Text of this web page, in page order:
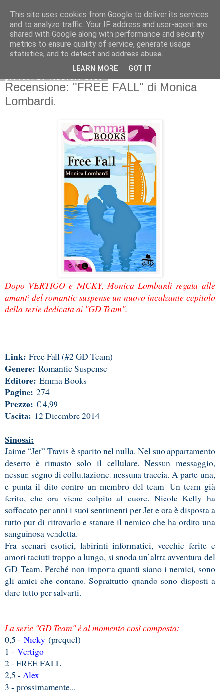
giovedì 26 febbraio 2015
Recensione: "FREE FALL" di Monica
Lombardi.
Dopo VERTIGO e NICKY, Monica Lombardi regala alle
amanti del romantic suspense un nuovo incalzante capitolo
della serie dedicata al "GD Team".
Link: Free Fall (#2 GD Team)
Genere: Romantic Suspense
Editore: Emma Books
Pagine: 274
Prezzo: € 4,99
Uscita: 12 Dicembre 2014
Sinossi:
Jaime “Jet” Travis è sparito nel nulla. Nel suo appartamento
deserto è rimasto solo il cellulare. Nessun messaggio,
nessun segno di colluttazione, nessuna traccia. A parte una,
e punta il dito contro un membro del team. Un team già
ferito, che ora viene colpito al cuore. Nicole Kelly ha
soffocato per anni i suoi sentimenti per Jet e ora è disposta a
tutto pur di ritrovarlo e stanare il nemico che ha ordito una
sanguinosa vendetta.
Fra scenari esotici, labirinti informatici, vecchie ferite e
amori taciuti troppo a lungo, si snoda un’altra avventura del
GD Team. Perché non importa quanti siano i nemici, sono
gli amici che contano. Soprattutto quando sono disposti a
dare tutto per salvarti.
La serie "GD Team" è al momento così composta:
0,5 - Nicky (prequel)
1 - Vertigo
2 - FREE FALL
2,5 - Alex
3 - prossimamente...
This site uses cookies from Google to deliver its services
and to analyze traffic. Your IP address and user-agent are
shared with Google along with performance and security
metrics to ensure quality of service, generate usage
statistics, and to detect and address abuse.
LEARN MORE GOT IT